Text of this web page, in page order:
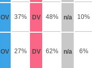
OV 37% DV 48% n/a 10%
OV 27% DV 62% n/a 6%